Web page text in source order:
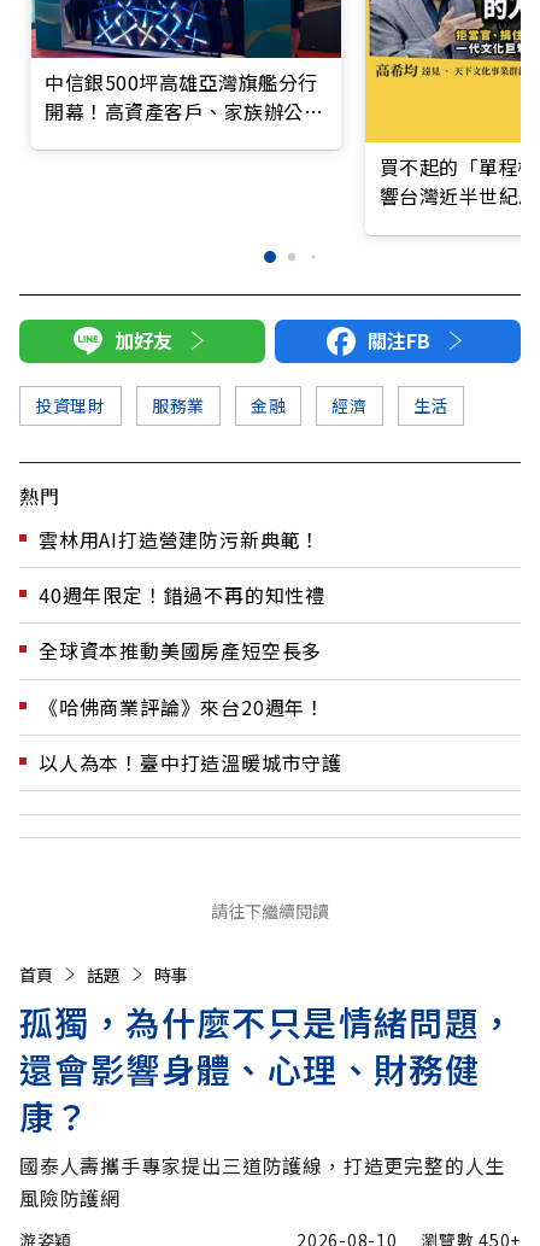
中信銀500坪高雄亞灣旗艦分行
開幕！高資產客戶、家族辦公室
買不起的「單程
響台灣近半世紀
加好友 關注FB
投資理財 服務業 金融 經濟 生活
熱門
雲林用AI打造營建防污新典範！
40週年限定！錯過不再的知性禮
全球資本推動美國房產短空長多
《哈佛商業評論》來台20週年！
以人為本！臺中打造溫暖城市守護
請往下繼續閱讀
首頁 話題 時事
孤獨，為什麼不只是情緒問題，
還會影響身體、心理、財務健
康？
國泰人壽攜手專家提出三道防護線，打造更完整的人生
風險防護網
游姿穎 2026-08-10 瀏覽數450+